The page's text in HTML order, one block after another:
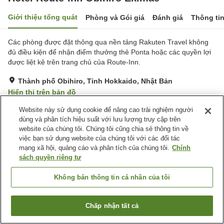
Giới thiệu tổng quát Phòng và Gói giá Đánh giá Thông
Các phòng được đặt thông qua nền tảng Rakuten Travel không
đủ điều kiện để nhận điểm thưởng thẻ Ponta hoặc các quyền lợi
được liệt kê trên trang chủ của Route-Inn.
Thành phố Obihiro, Tỉnh Hokkaido, Nhật Bản
Hiển thị trên bản đồ
Rất tốt Đánh giá:396lượt
Tiện nghi chỗ nghỉ
Bãi đỗ xe
Xông hơi
Spa / Salon
Trang chủ Nhật Bản Tỉnh Hokkaido
Thành phố Obihiro
Hotel Route-Inn Obihiro Ekimae
Tìm phòng trống
Website này sử dụng cookie để nâng cao trải nghiệm người
dùng và phân tích hiệu suất với lưu lượng truy cập trên
website của chúng tôi. Chúng tôi cũng chia sẻ thông tin về
việc bạn sử dụng website của chúng tôi với các đối tác
mạng xã hội, quảng cáo và phân tích của chúng tôi. Chính
sách quyền riêng tư
Không bán thông tin cá nhân của tôi
Chấp nhận tất cả